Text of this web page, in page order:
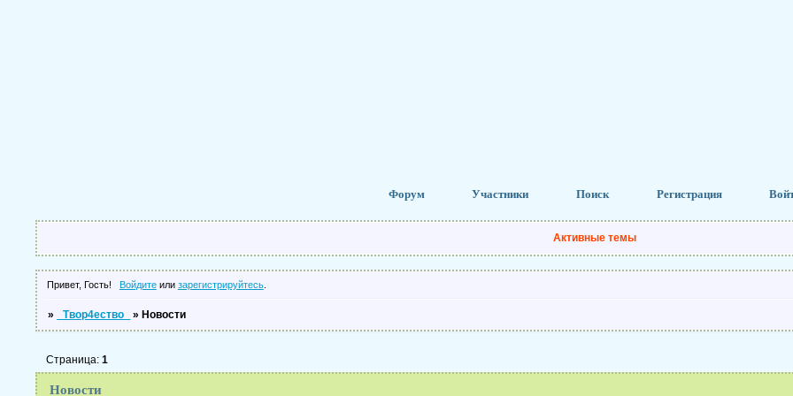
Форум Участники Поиск Регистрация
Активные темы
Привет, Гость! Войдитеили зарегистрируйтесь.
» _Твор4ество_ »Новости
Новости
Страница:1